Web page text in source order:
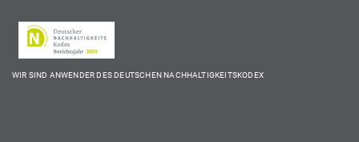
WIR SIND ANWENDER DES DEUTSCHEN NACHHALTIGKEITSKODEX